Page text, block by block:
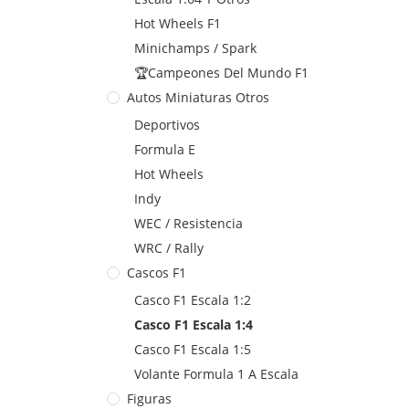
Hot Wheels F1
Minichamps / Spark
🏆Campeones Del Mundo F1
Autos Miniaturas Otros
Deportivos
Formula E
Hot Wheels
Indy
WEC / Resistencia
WRC / Rally
Cascos F1
Casco F1 Escala 1:2
Casco F1 Escala 1:4
Casco F1 Escala 1:5
Volante Formula 1 A Escala
Figuras